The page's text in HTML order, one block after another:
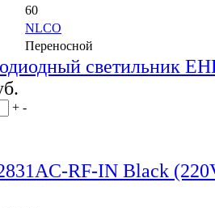
60
NLCO
Переносной
светильник
+ -
RF-IN Black